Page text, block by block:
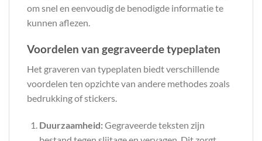
om snel en eenvoudig de benodigde informatie te
kunnen aflezen.
Voordelen van gegraveerde typeplaten
Het graveren van typeplaten biedt verschillende
voordelen ten opzichte van andere methodes zoals
bedrukking of stickers.
Duurzaamheid:Gegraveerde teksten zijn